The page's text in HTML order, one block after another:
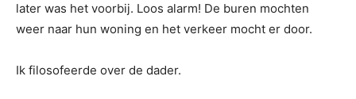
later was het voorbij. Loos alarm! De buren mochten
weer naar hun woning en het verkeer mocht er door.
Ik filosofeerde over de dader.